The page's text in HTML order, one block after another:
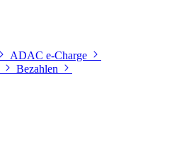
ADAC e-Charge
Bezahlen